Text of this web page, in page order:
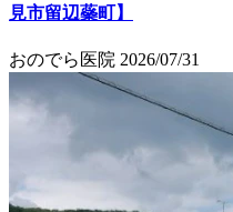
見市留辺蘂町】
おのでら医院 2026/07/31